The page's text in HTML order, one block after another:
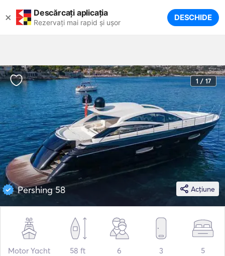
× Descărcați aplicația
Rezervați mai rapid și ușor DESCHIDE
1 / 17
Acțiune
Pershing 58
Motor Yacht 58 ft 6 3 5